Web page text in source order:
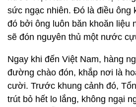
sức ngạc nhiên. Đó là điều ông
đó bởi ông luôn băn khoăn liệu
sẽ đón nguyên thủ một nước
Ngay khi đến Việt Nam, hàng
đường chào đón, khắp nơi là
cười. Trước khung cảnh đó,
trút bỏ hết lo lắng, không ngại